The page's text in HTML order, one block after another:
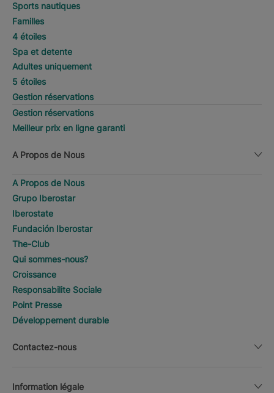
Sports nautiques
Familles
4 étoiles
Spa et detente
Adultes uniquement
5 étoiles
Gestion réservations
Gestion réservations
Meilleur prix en ligne garanti
A Propos de Nous
A Propos de Nous
Grupo Iberostar
Iberostate
Fundación Iberostar
The-Club
Qui sommes-nous?
Croissance
Responsabilite Sociale
Point Presse
Développement durable
Contactez-nous
Information légale